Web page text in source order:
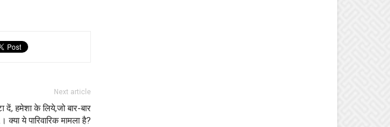
Next article
दें, हमेशा के लिये,जो बार-बार
क्या ये पारिवारिक मामला है?